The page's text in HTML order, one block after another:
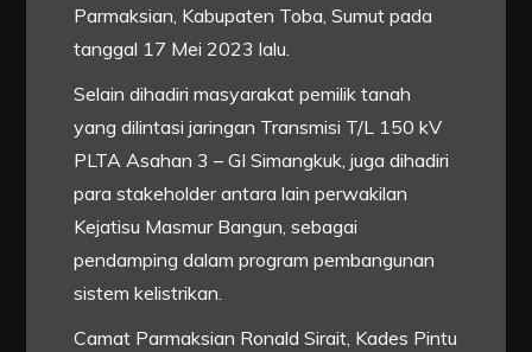
Parmaksian, Kabupaten Toba, Sumut pada
tanggal 17 Mei 2023 lalu.
Selain dihadiri masyarakat pemilik tanah
yang dilintasi jaringan Transmisi T/L 150 kV
PLTA Asahan 3 – GI Simangkuk, juga dihadiri
para stakeholder antara lain perwakilan
Kejatisu Masmur Bangun, sebagai
pendamping dalam program pembangunan
sistem kelistrikan.
Camat Parmaksian Ronald Sirait, Kades Pintu